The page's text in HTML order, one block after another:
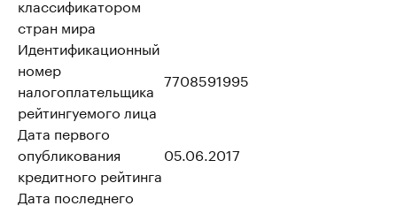
классификатором
стран мира
Идентификационный
номер
налогоплательщика
рейтингуемого лица
7708591995
Дата первого
опубликования
кредитного рейтинга
05.06.2017
Дата последнего